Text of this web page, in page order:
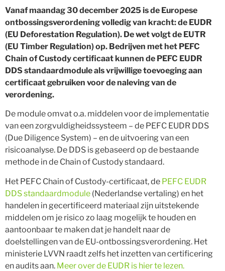
Vanaf maandag 30 december 2025 is de Europese
ontbossingsverordening volledig van kracht: de EUDR
(EU Deforestation Regulation). De wet volgt de EUTR
(EU Timber Regulation) op. Bedrijven met het PEFC
Chain of Custody certificaat kunnen de PEFC EUDR
DDS standaardmodule als vrijwillige toevoeging aan
certificaat gebruiken voor de naleving van de
verordening.
De module omvat o.a. middelen voor de implementatie
van een zorgvuldigheidssysteem – de PEFC EUDR DDS
(Due Diligence System) – en de uitvoering van een
risicoanalyse. De DDS is gebaseerd op de bestaande
methode in de Chain of Custody standaard.
Het PEFC Chain of Custody-certificaat, de PEFC EUDR
DDS standaardmodule (Nederlandse vertaling) en het
handelen in gecertificeerd materiaal zijn uitstekende
middelen om je risico zo laag mogelijk te houden en
aantoonbaar te maken dat je handelt naar de
doelstellingen van de EU-ontbossingsverordening. Het
ministerie LVVN raadt zelfs het inzetten van certificering
en audits aan. Meer over de EUDR is hier te lezen.